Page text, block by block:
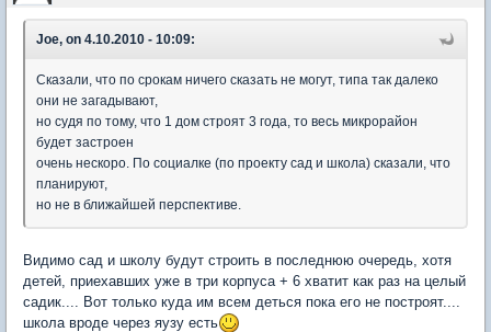
Joe, on 4.10.2010 - 10:09:
Сказали, что по срокам ничего сказать не могут, типа так далеко
они не загадывают,
но судя по тому, что 1 дом строят 3 года, то весь микрорайон
будет застроен
очень нескоро. По социалке (по проекту сад и школа) сказали, что
планируют,
но не в ближайшей перспективе.
Видимо сад и школу будут строить в последнюю очередь, хотя
детей, приехавших уже в три корпуса + 6 хватит как раз на целый
садик.... Вот только куда им всем деться пока его не построят....
школа вроде через яузу есть